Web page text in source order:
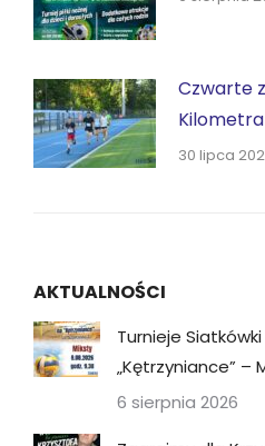
Czwarte
30 lipca
AKTUALNOŚCI
Turnieje
„Kętrzyniance” –
6 sierpnia 2026